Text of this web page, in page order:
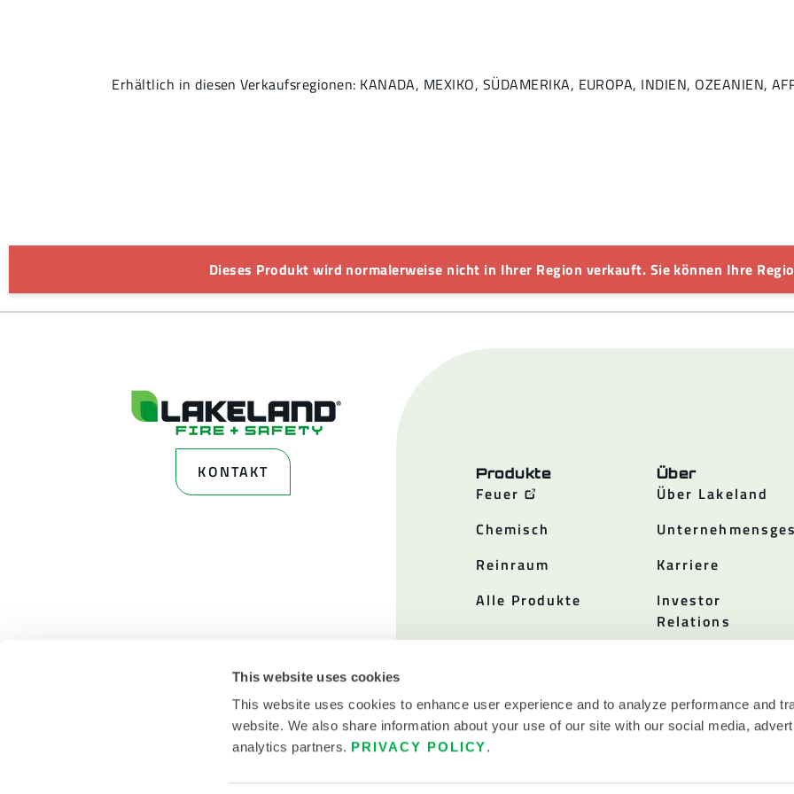
This website uses cookies
This website uses cookies to enhance user experience and to analyze performance and
website. We also share information about your use of our site with our social media,
analytics partners. PRIVACY POLICY.
Erhältlich in diesen Verkaufsregionen: KANADA, MEXIKO, SÜDAMERIKA, EUROPA, INDIEN, OZEANIEN,
Dieses Produkt wird normalerweise nicht in Ihrer Region verkauft. Sie können Ihre
KONTAKT Produkte
Feuer
Chemisch
Reinraum
Alle Produkte
Über
Über Lakeland
Karriere
Investor
Relations
© 2026 LAKELAND INC. ALLE RECHTE VORBEHALTEN.